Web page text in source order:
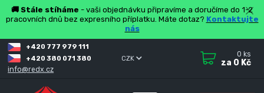
🚚 Stále stíháme - vaši objednávku připravíme a doručíme do 1-2
pracovních dnů bez expresního příplatku. Máte dotaz? Kontaktujte
nás
CZK
+420 777 979 111
+420 380 071 380
info@redx.cz
0 ks
za 0 Kč